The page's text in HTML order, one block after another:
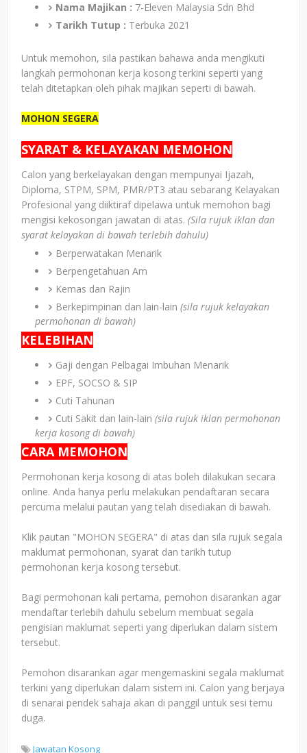
Nama Majikan : 7-Eleven Malaysia Sdn Bhd
Tarikh Tutup : Terbuka 2021
Untuk memohon, sila pastikan bahawa anda mengikuti
langkah permohonan kerja kosong terkini seperti yang
telah ditetapkan oleh pihak majikan seperti di bawah.
MOHON SEGERA
SYARAT & KELAYAKAN MEMOHON
Calon yang berkelayakan dengan mempunyai Ijazah,
Diploma, STPM, SPM, PMR/PT3 atau sebarang Kelayakan
Profesional yang diiktiraf dipelawa untuk memohon bagi
mengisi kekosongan jawatan di atas. (Sila rujuk iklan dan
syarat kelayakan di bawah terlebih dahulu)
Berperwatakan Menarik
Berpengetahuan Am
Kemas dan Rajin
Berkepimpinan dan lain-lain (sila rujuk kelayakan
permohonan di bawah)
KELEBIHAN
Gaji dengan Pelbagai Imbuhan Menarik
EPF, SOCSO & SIP
Cuti Tahunan
Cuti Sakit dan lain-lain (sila rujuk iklan permohonan
kerja kosong di bawah)
CARA MEMOHON
Permohonan kerja kosong di atas boleh dilakukan secara
online. Anda hanya perlu melakukan pendaftaran secara
percuma melalui pautan yang telah disediakan di bawah.
Klik pautan "MOHON SEGERA" di atas dan sila rujuk segala
maklumat permohonan, syarat dan tarikh tutup
permohonan kerja kosong tersebut.
Bagi permohonan kali pertama, pemohon disarankan agar
mendaftar terlebih dahulu sebelum membuat segala
pengisian maklumat seperti yang diperlukan dalam sistem
tersebut.
Pemohon disarankan agar mengemaskini segala maklumat
terkini yang diperlukan dalam sistem ini. Calon yang berjaya
di senarai pendek sahaja akan di panggil untuk sesi temu
duga.
Jawatan Kosong